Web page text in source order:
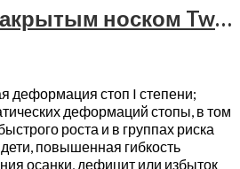
Сандалеты с закрытым носком Twiki, TW-221-2 цвет розово-фиолетовый
деформация стоп I степени;
деформаций стопы, в том
роста и в группах риска
повышенная гибкость
осанки, дефицит или избыток